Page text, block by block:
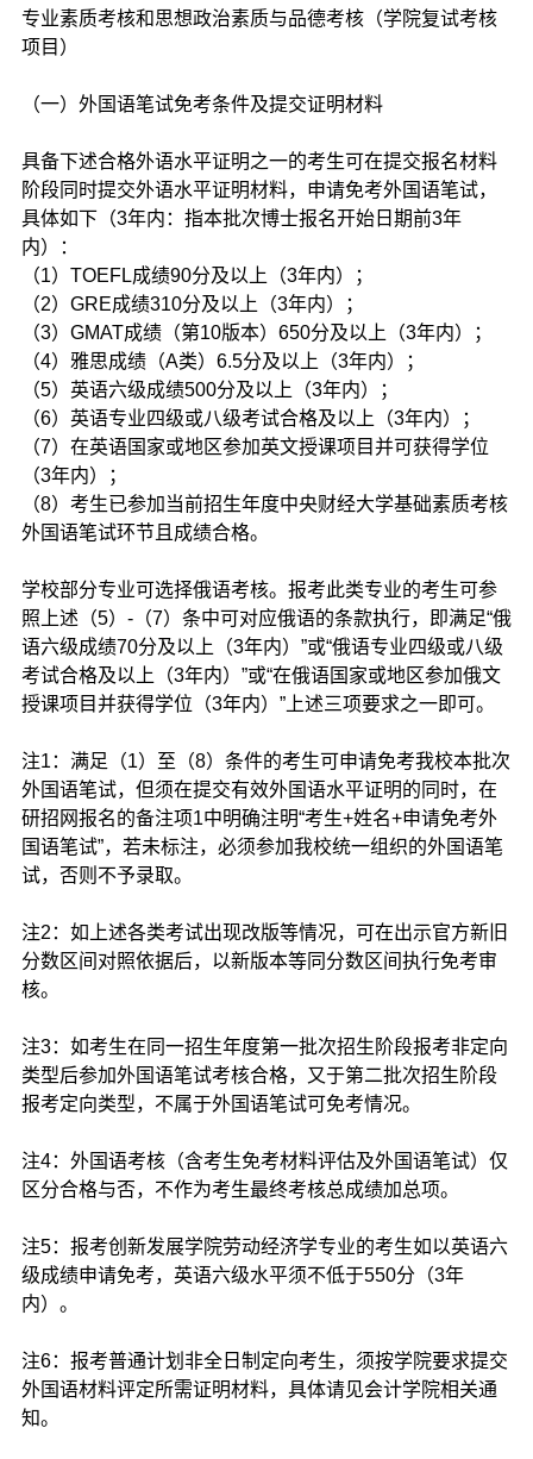
专业素质考核和思想政治素质与品德考核（学院复试考核
项目）
（一）外国语笔试免考条件及提交证明材料
具备下述合格外语水平证明之一的考生可在提交报名材料
阶段同时提交外语水平证明材料，申请免考外国语笔试，
具体如下（3年内：指本批次博士报名开始日期前3年
内）：
（1）TOEFL成绩90分及以上（3年内）；
（2）GRE成绩310分及以上（3年内）；
（3）GMAT成绩（第10版本）650分及以上（3年内）；
（4）雅思成绩（A类）6.5分及以上（3年内）；
（5）英语六级成绩500分及以上（3年内）；
（6）英语专业四级或八级考试合格及以上（3年内）；
（7）在英语国家或地区参加英文授课项目并可获得学位
（3年内）；
（8）考生已参加当前招生年度中央财经大学基础素质考核
外国语笔试环节且成绩合格。
学校部分专业可选择俄语考核。报考此类专业的考生可参
照上述（5）-（7）条中可对应俄语的条款执行，即满足“俄
语六级成绩70分及以上（3年内）”或“俄语专业四级或八级
考试合格及以上（3年内）”或“在俄语国家或地区参加俄文
授课项目并获得学位（3年内）”上述三项要求之一即可。
注1：满足（1）至（8）条件的考生可申请免考我校本批次
外国语笔试，但须在提交有效外国语水平证明的同时，在
研招网报名的备注项1中明确注明“考生+姓名+申请免考外
国语笔试”，若未标注，必须参加我校统一组织的外国语笔
试，否则不予录取。
注2：如上述各类考试出现改版等情况，可在出示官方新旧
分数区间对照依据后，以新版本等同分数区间执行免考审
核。
注3：如考生在同一招生年度第一批次招生阶段报考非定向
类型后参加外国语笔试考核合格，又于第二批次招生阶段
报考定向类型，不属于外国语笔试可免考情况。
注4：外国语考核（含考生免考材料评估及外国语笔试）仅
区分合格与否，不作为考生最终考核总成绩加总项。
注5：报考创新发展学院劳动经济学专业的考生如以英语六
级成绩申请免考，英语六级水平须不低于550分（3年
内）。
注6：报考普通计划非全日制定向考生，须按学院要求提交
外国语材料评定所需证明材料，具体请见会计学院相关通
知。